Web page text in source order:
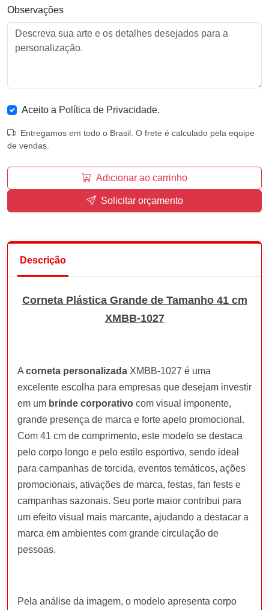
Observações
Aceito a Política de Privacidade.
Entregamos em todo o Brasil. O frete é calculado pela equipe
de vendas.
Adicionar ao carrinho
Solicitar orçamento
Descrição
Corneta Plástica Grande de Tamanho 41 cm
XMBB-1027
A corneta personalizada XMBB-1027 é uma
excelente escolha para empresas que desejam investir
em um brinde corporativo com visual imponente,
grande presença de marca e forte apelo promocional.
Com 41 cm de comprimento, este modelo se destaca
pelo corpo longo e pelo estilo esportivo, sendo ideal
para campanhas de torcida, eventos temáticos, ações
promocionais, ativações de marca, festas, fan fests e
campanhas sazonais. Seu porte maior contribui para
um efeito visual mais marcante, ajudando a destacar a
marca em ambientes com grande circulação de
pessoas.
Pela análise da imagem, o modelo apresenta corpo